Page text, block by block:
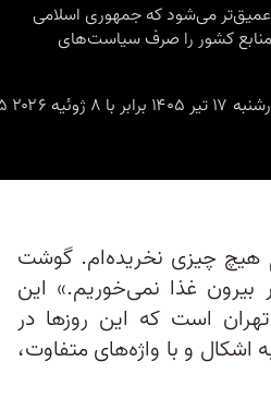
می‌شود که جمهوری اسلامی
کشور را صرف سیاست‌های
با ۸ ژوئیه ۲۰۲۶ ۱۴:۱۵
هیچ چیزی نخریده‌ام. گوشت
بیرون غذا نمی‌خوریم.» این
است که این روزها در
و با واژه‌های متفاوت،